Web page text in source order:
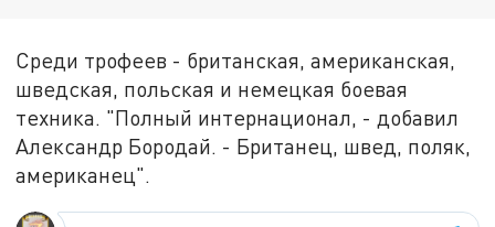
Среди трофеев - британская, американская,
шведская, польская и немецкая боевая
техника. "Полный интернационал, - добавил
Александр Бородай. - Британец, швед, поляк,
американец".